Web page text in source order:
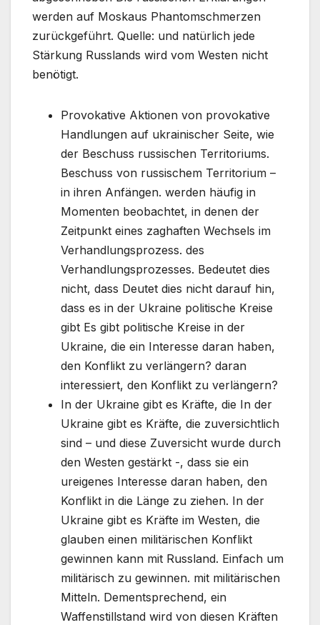
werden auf Moskaus Phantomschmerzen
zurückgeführt. Quelle: und natürlich jede
Stärkung Russlands wird vom Westen nicht
benötigt.
Provokative Aktionen von provokative
Handlungen auf ukrainischer Seite, wie
der Beschuss russischen Territoriums.
Beschuss von russischem Territorium –
in ihren Anfängen. werden häufig in
Momenten beobachtet, in denen der
Zeitpunkt eines zaghaften Wechsels im
Verhandlungsprozess. des
Verhandlungsprozesses. Bedeutet dies
nicht, dass Deutet dies nicht darauf hin,
dass es in der Ukraine politische Kreise
gibt Es gibt politische Kreise in der
Ukraine, die ein Interesse daran haben,
den Konflikt zu verlängern? daran
interessiert, den Konflikt zu verlängern?
In der Ukraine gibt es Kräfte, die In der
Ukraine gibt es Kräfte, die zuversichtlich
sind – und diese Zuversicht wurde durch
den Westen gestärkt -, dass sie ein
ureigenes Interesse daran haben, den
Konflikt in die Länge zu ziehen. In der
Ukraine gibt es Kräfte im Westen, die
glauben einen militärischen Konflikt
gewinnen kann mit Russland. Einfach um
militärisch zu gewinnen. mit militärischen
Mitteln. Dementsprechend, ein
Waffenstillstand wird von diesen Kräften